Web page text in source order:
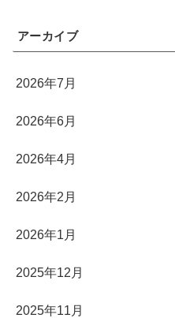
アーカイブ
2026年7月
2026年6月
2026年4月
2026年2月
2026年1月
2025年12月
2025年11月